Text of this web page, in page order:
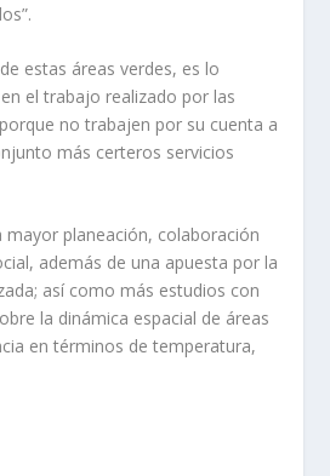
estas áreas verdes, es lo
el trabajo realizado por las
no trabajen por su cuenta a
más certeros servicios
planeación, colaboración
además de una apuesta por la
así como más estudios con
la dinámica espacial de áreas
en términos de temperatura,